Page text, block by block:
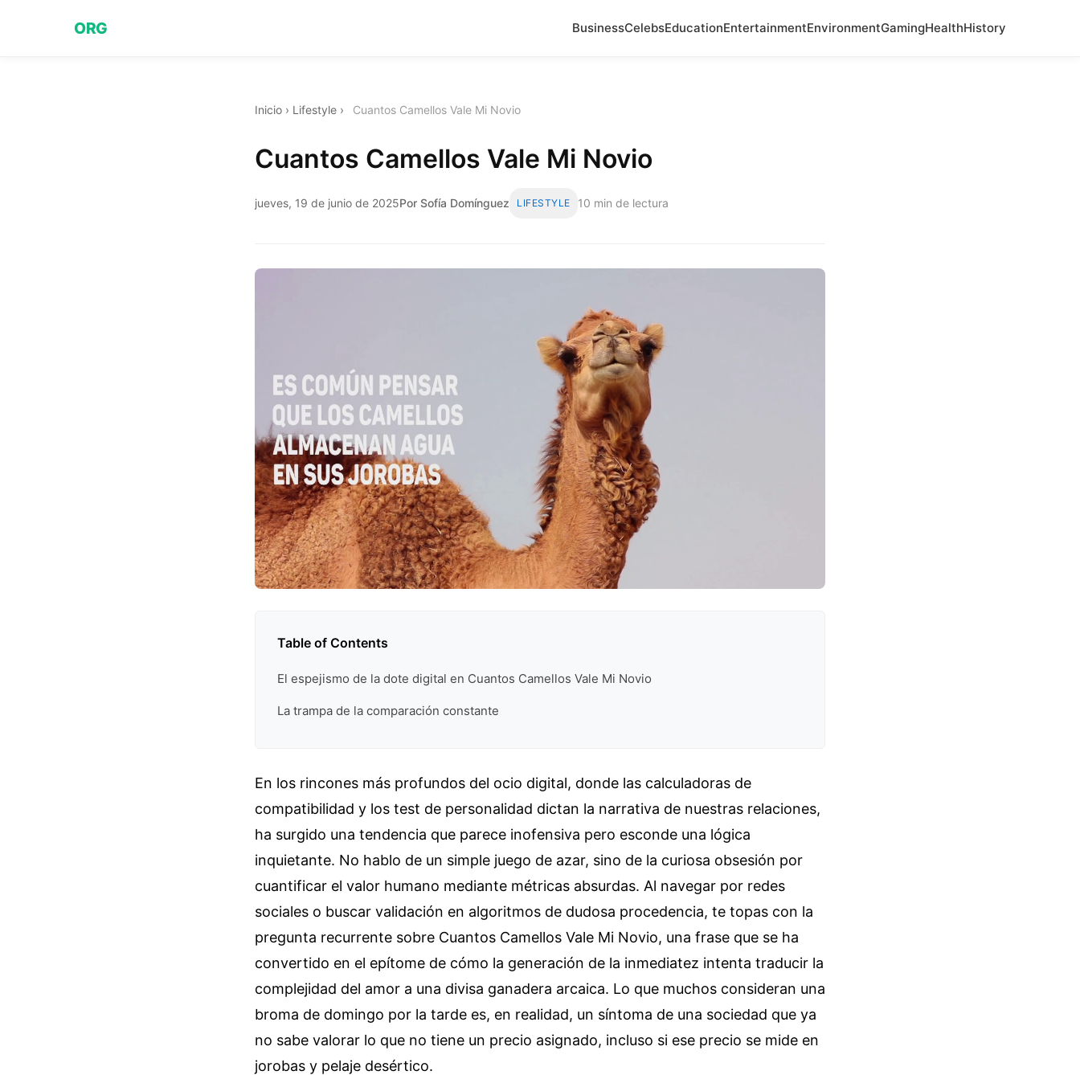
ORG BusinessCelebsEducationEntertainmentEnvironmentGamingHealthHistory
Inicio › Lifestyle › Cuantos Camellos Vale Mi Novio
Cuantos Camellos Vale Mi Novio
jueves, 19 de junio de 2025Por Sofía Domínguez LIFESTYLE 10 min de lectura
Table of Contents
El espejismo de la dote digital en Cuantos Camellos Vale Mi Novio
La trampa de la comparación constante
En los rincones más profundos del ocio digital, donde las calculadoras de
compatibilidad y los test de personalidad dictan la narrativa de nuestras relaciones,
ha surgido una tendencia que parece inofensiva pero esconde una lógica
inquietante. No hablo de un simple juego de azar, sino de la curiosa obsesión por
cuantificar el valor humano mediante métricas absurdas. Al navegar por redes
sociales o buscar validación en algoritmos de dudosa procedencia, te topas con la
pregunta recurrente sobre Cuantos Camellos Vale Mi Novio, una frase que se ha
convertido en el epítome de cómo la generación de la inmediatez intenta traducir la
complejidad del amor a una divisa ganadera arcaica. Lo que muchos consideran una
broma de domingo por la tarde es, en realidad, un síntoma de una sociedad que ya
no sabe valorar lo que no tiene un precio asignado, incluso si ese precio se mide en
jorobas y pelaje desértico.